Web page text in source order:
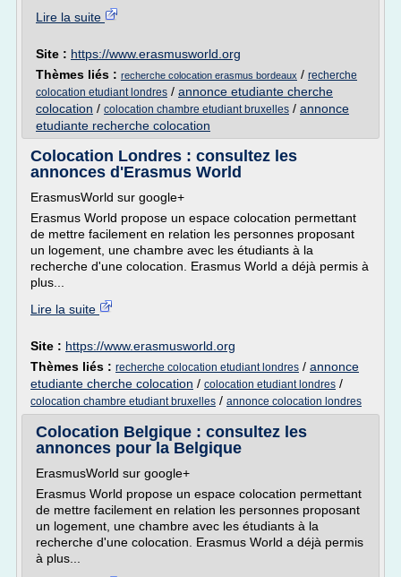
Lire la suite
Site : https://www.erasmusworld.org
Thèmes liés : recherche colocation erasmus bordeaux / recherche
colocation etudiant londres / annonce etudiante cherche
colocation / colocation chambre etudiant bruxelles / annonce
etudiante recherche colocation
Colocation Londres : consultez les
annonces d'Erasmus World
ErasmusWorld sur google+
Erasmus World propose un espace colocation permettant
de mettre facilement en relation les personnes proposant
un logement, une chambre avec les étudiants à la
recherche d'une colocation. Erasmus World a déjà permis à
plus...
Lire la suite
Site : https://www.erasmusworld.org
Thèmes liés : recherche colocation etudiant londres / annonce
etudiante cherche colocation / colocation etudiant londres /
colocation chambre etudiant bruxelles / annonce colocation londres
Colocation Belgique : consultez les
annonces pour la Belgique
ErasmusWorld sur google+
Erasmus World propose un espace colocation permettant
de mettre facilement en relation les personnes proposant
un logement, une chambre avec les étudiants à la
recherche d'une colocation. Erasmus World a déjà permis
à plus...